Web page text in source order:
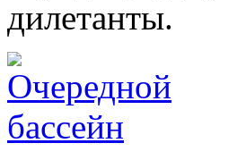
дилетанты.